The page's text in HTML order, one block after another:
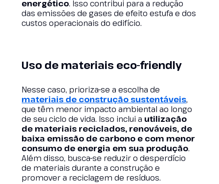
energético. Isso contribui para a redução
das emissões de gases de efeito estufa e dos
custos operacionais do edifício.
Uso de materiais eco-friendly
Nesse caso, prioriza-se a escolha de
materiais de construção sustentáveis,
que têm menor impacto ambiental ao longo
de seu ciclo de vida. Isso inclui a utilização
de materiais reciclados, renováveis, de
baixa emissão de carbono e com menor
consumo de energia em sua produção.
Além disso, busca-se reduzir o desperdício
de materiais durante a construção e
promover a reciclagem de resíduos.